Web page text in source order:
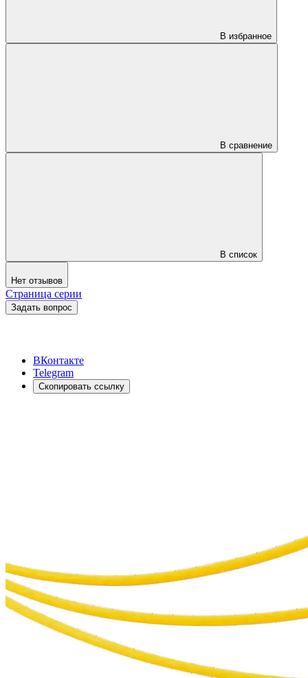
В избранное
В сравнение
В список
Нет отзывов
Страница серии
Задать вопрос
ВКонтакте
Telegram
Скопировать ссылку